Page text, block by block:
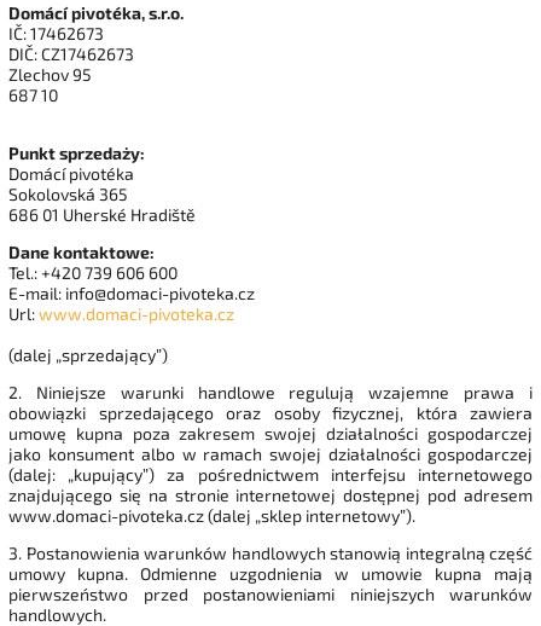
Domácí pivotéka, s.r.o.
IČ: 17462673
DIČ: CZ17462673
Zlechov 95
687 10
Punkt sprzedaży:
Domácí pivotéka
Sokolovská 365
686 01 Uherské Hradiště
Dane kontaktowe:
Tel.: +420 739 606 600
E-mail: info@domaci-pivoteka.cz
Url:www.domaci-pivoteka.cz
(dalej „sprzedający”)
2. Niniejsze warunki handlowe regulują wzajemne prawa i
obowiązki sprzedającego oraz osoby fizycznej, która zawiera
umowę kupna poza zakresem swojej działalności gospodarczej
jako konsument albo w ramach swojej działalności gospodarczej
(dalej: „kupujący”) za pośrednictwem interfejsu internetowego
znajdującego się na stronie internetowej dostępnej pod adresem
www.domaci-pivoteka.cz (dalej „sklep internetowy”).
3. Postanowienia warunków handlowych stanowią integralną część
umowy kupna. Odmienne uzgodnienia w umowie kupna mają
pierwszeństwo przed postanowieniami niniejszych warunków
handlowych.